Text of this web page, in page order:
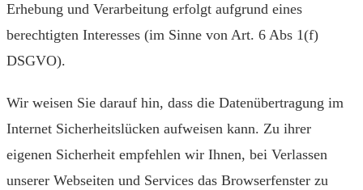
Erhebung und Verarbeitung erfolgt aufgrund eines
berechtigten Interesses (im Sinne von Art. 6 Abs 1(f)
DSGVO).
Wir weisen Sie darauf hin, dass die Datenübertragung im
Internet Sicherheitslücken aufweisen kann. Zu ihrer
eigenen Sicherheit empfehlen wir Ihnen, bei Verlassen
unserer Webseiten und Services das Browserfenster zu